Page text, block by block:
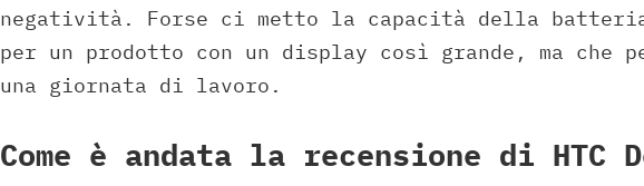
negatività. Forse ci metto la capacità della
per un prodotto con un display così grande, ma che
una giornata di lavoro.
Come è andata la recensione di HTC